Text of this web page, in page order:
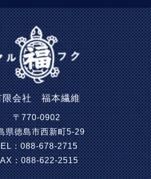
限会社 福本繊維
〒770-0902
県徳島市西新町5-29
：088-678-2715
：088-622-2515